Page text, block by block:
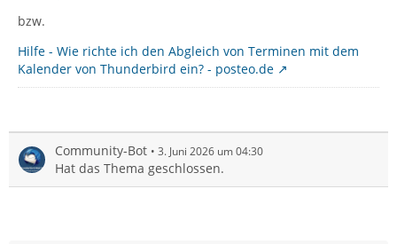
bzw.
Hilfe - Wie richte ich den Abgleich von Terminen mit dem
Kalender von Thunderbird ein? - posteo.de
Community-Bot 3. Juni 2026 um 04:30
Hat das Thema geschlossen.